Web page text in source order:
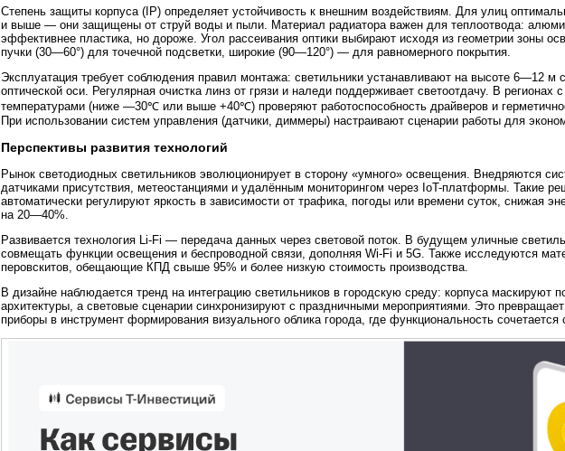
Степень защиты корпуса (IP) определяет устойчивость к внешним воздействиям. Для улиц
и выше — они защищены от струй воды и пыли. Материал радиатора важен для теплоотвода:
эффективнее пластика, но дороже. Угол рассеивания оптики выбирают исходя из геометрии зоны
пучки (30—60°) для точечной подсветки, широкие (90—120°) — для равномерного покрытия.
Эксплуатация требует соблюдения правил монтажа: светильники устанавливают на высоте 6—12 м
оптической оси. Регулярная очистка линз от грязи и наледи поддерживает светоотдачу. В регионах
температурами (ниже —30℃ или выше +40℃) проверяют работоспособность драйверов и
При использовании систем управления (датчики, диммеры) настраивают сценарии работы для
Перспективы развития технологий
Рынок светодиодных светильников эволюционирует в сторону «умного» освещения. Внедряются
датчиками присутствия, метеостанциями и удалённым мониторингом через IoT-платформы. Такие
автоматически регулируют яркость в зависимости от трафика, погоды или времени суток, снижая
на 20—40%.
Развивается технология Li-Fi — передача данных через световой поток. В будущем уличные
совмещать функции освещения и беспроводной связи, дополняя Wi-Fi и 5G. Также исследуются
перовскитов, обещающие КПД свыше 95% и более низкую стоимость производства.
В дизайне наблюдается тренд на интеграцию светильников в городскую среду: корпуса маскируют
архитектуры, а световые сценарии синхронизируют с праздничными мероприятиями. Это
приборы в инструмент формирования визуального облика города, где функциональность сочетается